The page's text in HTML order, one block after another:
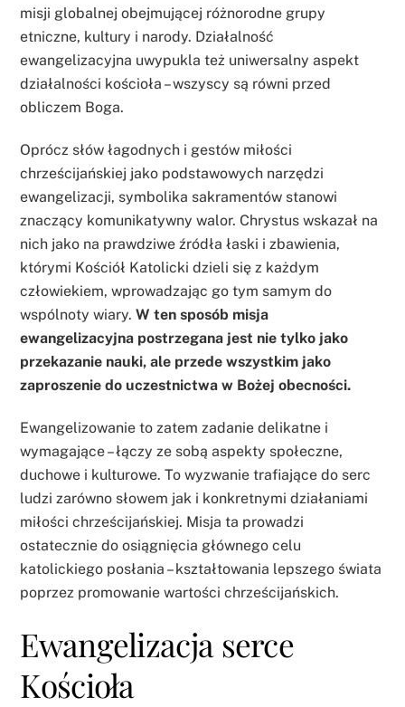
misji globalnej obejmującej różnorodne grupy
etniczne, kultury i narody. Działalność
ewangelizacyjna uwypukla też uniwersalny aspekt
działalności kościoła – wszyscy są równi przed
obliczem Boga.
Oprócz słów łagodnych i gestów miłości
chrześcijańskiej jako podstawowych narzędzi
ewangelizacji, symbolika sakramentów stanowi
znaczący komunikatywny walor. Chrystus wskazał na
nich jako na prawdziwe źródła łaski i zbawienia,
którymi Kościół Katolicki dzieli się z każdym
człowiekiem, wprowadzając go tym samym do
wspólnoty wiary.W ten sposób misja
ewangelizacyjna postrzegana jest nie tylko jako
przekazanie nauki, ale przede wszystkim jako
zaproszenie do uczestnictwa w Bożej obecności.
Ewangelizowanie to zatem zadanie delikatne i
wymagające – łączy ze sobą aspekty społeczne,
duchowe i kulturowe. To wyzwanie trafiające do serc
ludzi zarówno słowem jak i konkretnymi działaniami
miłości chrześcijańskiej. Misja ta prowadzi
ostatecznie do osiągnięcia głównego celu
katolickiego posłania – kształtowania lepszego świata
poprzez promowanie wartości chrześcijańskich.
Ewangelizacja serce
Kościoła